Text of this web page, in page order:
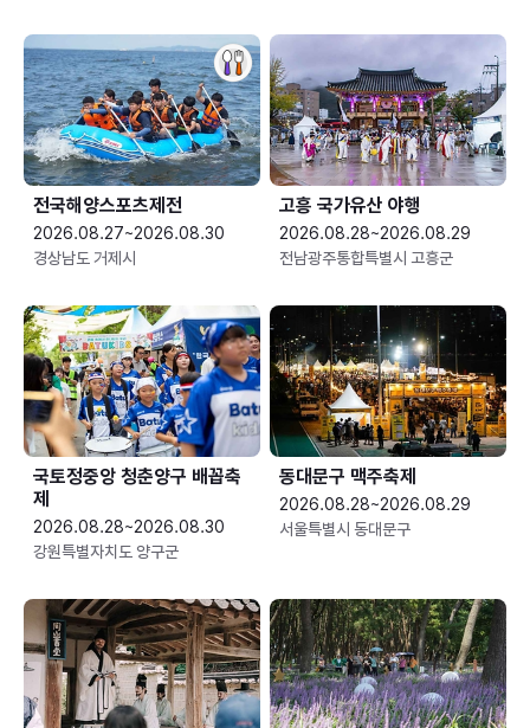
전국해양스포츠제전
2026.08.27~2026.08.30
경상남도 거제시
고흥 국가유산 야행
2026.08.28~2026.08.29
전남광주통합특별시 고흥군
국토정중앙 청춘양구 배꼽축
제
2026.08.28~2026.08.30
강원특별자치도 양구군
동대문구 맥주축제
2026.08.28~2026.08.29
서울특별시 동대문구